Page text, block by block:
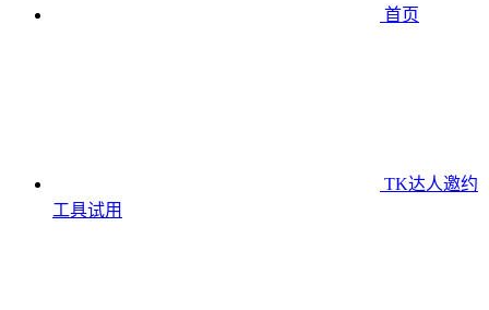
首页
TK达人邀约
工具试用